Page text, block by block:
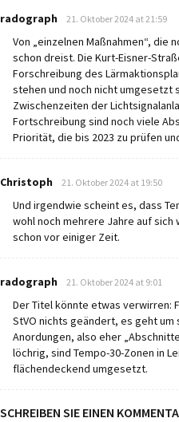
radograph says:
21. Oktober 2024 at 21:59
Von „einzelnen Maßnahmen“, die
schon dreist. Die Kurt-Eisner-
Forschreibung des
stehen und noch nicht umgesetzt
Zwischenzeiten der
Fortschreibung sind noch viele
Priorität, die bis 2023 zu prüfen
Christoph says:
21. Oktober 2024 at 19:50
Und irgendwie scheint es, dass
wohl noch mehrere Jahre auf
schon vor einiger Zeit.
radograph says:
21. Oktober 2024 at 9:01
Der Titel könnte etwas verwirren:
StVO nichts geändert, es geht
Anordungen, also eher
löchrig, sind Tempo-30-Zonen in
flächendeckend umgesetzt.
SCHREIBEN SIE EINEN